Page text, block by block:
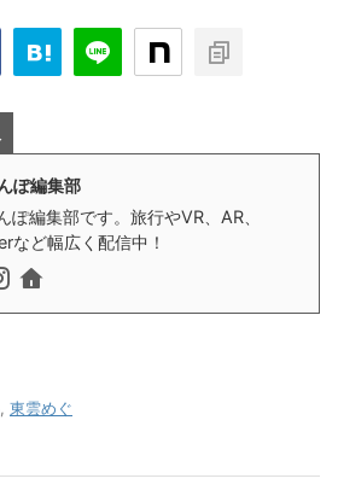
ぽ編集部
ぽ編集部です。旅行やVR、AR、
など幅広く配信中！
東雲めぐ